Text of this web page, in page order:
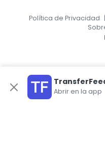
Abrir en la app
Política de Privacidad |